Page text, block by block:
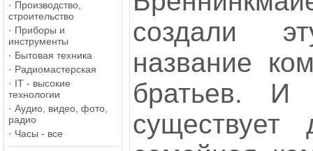
· Производство,
строительство
· Приборы и
инструменты
· Бытовая техника
· Радиомастерская
· IT - высокие
технологии
· Аудио, видео, фото,
радио
· Часы - все
создали
название
братьев. И